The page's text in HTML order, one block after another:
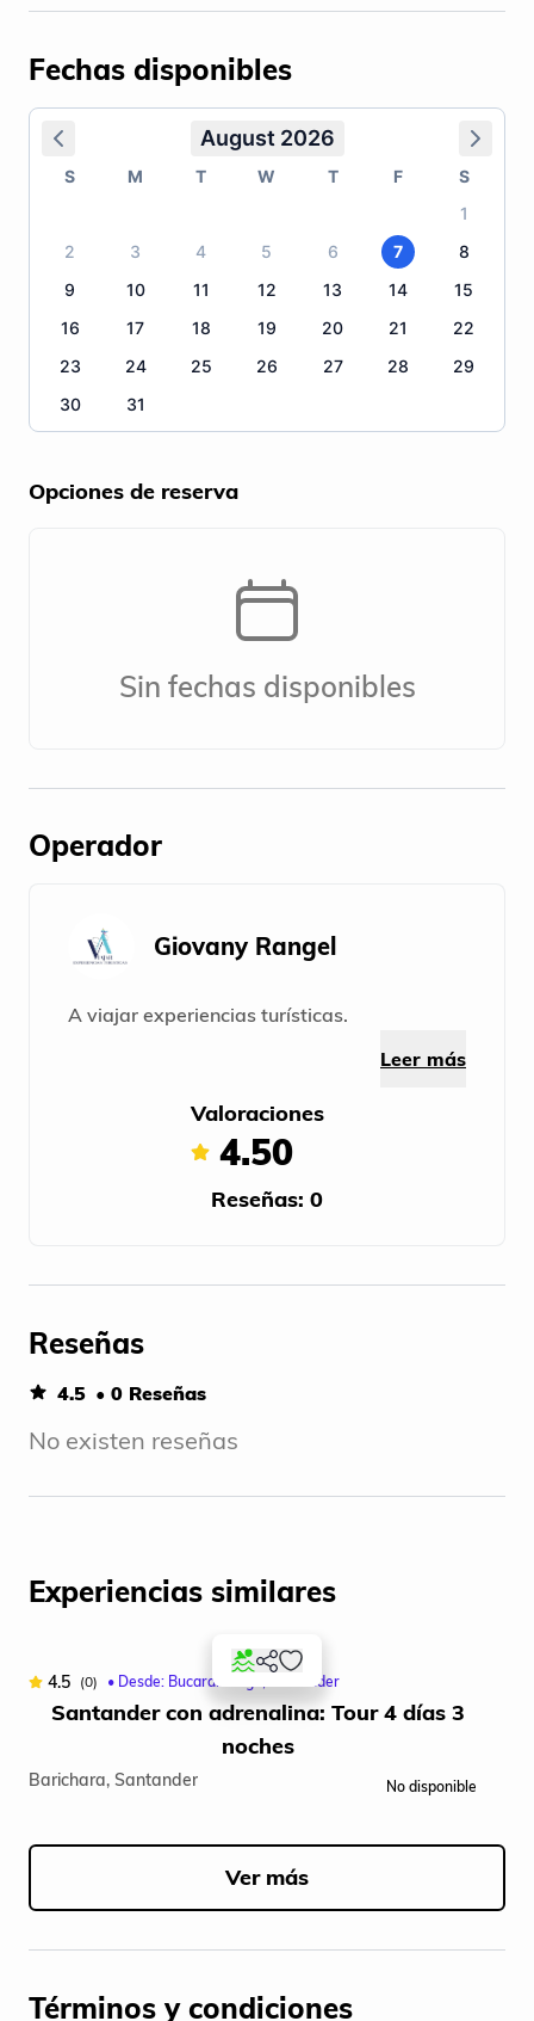
Fechas disponibles
August 2026
S M T W T F
S
1
2
3 4 5 6 7
8
9
10 11 12 13 14
15
16
17 18 19 20 21
22
23
24 25 26 27 28
29
30
31
Opciones de reserva
Sin fechas disponibles
Operador
Giovany Rangel
A viajar experiencias turísticas.
Leer más
Valoraciones
4.50
Reseñas: 0
Reseñas
4.5 • 0 Reseñas
No existen reseñas
Experiencias similares
4.5 (0) • Desde: Bucaramanga, Santander
Santander con adrenalina: Tour 4 días 3
noches
Barichara, Santander No disponible
1
5
Ver más
Términos y condiciones